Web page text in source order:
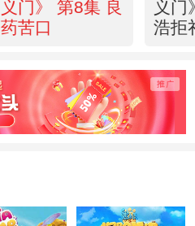
义门》 第8集 良
药苦口
义门
浩拒